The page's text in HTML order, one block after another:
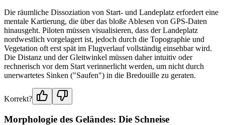
Die räumliche Dissoziation von Start- und Landeplatz erfordert eine
mentale Kartierung, die über das bloße Ablesen von GPS-Daten
hinausgeht. Piloten müssen visualisieren, dass der Landeplatz
nordwestlich vorgelagert ist, jedoch durch die Topographie und
Vegetation oft erst spät im Flugverlauf vollständig einsehbar wird.
Die Distanz und der Gleitwinkel müssen daher intuitiv oder
rechnerisch vor dem Start verinnerlicht werden, um nicht durch
unerwartetes Sinken ("Saufen") in die Bredouille zu geraten.
Korrekt?
Morphologie des Geländes: Die Schneise